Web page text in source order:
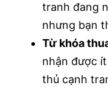
tranh đang
nhưng bạn
Từ khóa
nhận được
thủ cạnh